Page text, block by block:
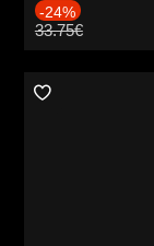
-24%
33.75€